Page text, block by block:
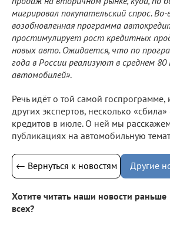
мигрировал покупательский спрос.
возобновленная программа
простимулирует рост кредитных
новых авто. Ожидается, что по
года в России реализуют в среднем
автомобилей».
Речь идёт о той самой
других экспертов, несколько
кредитов в июле. О ней мы
публикациях на автомобильную
← Вернуться к новостям Другие
Хотите читать наши новости раньше
всех?